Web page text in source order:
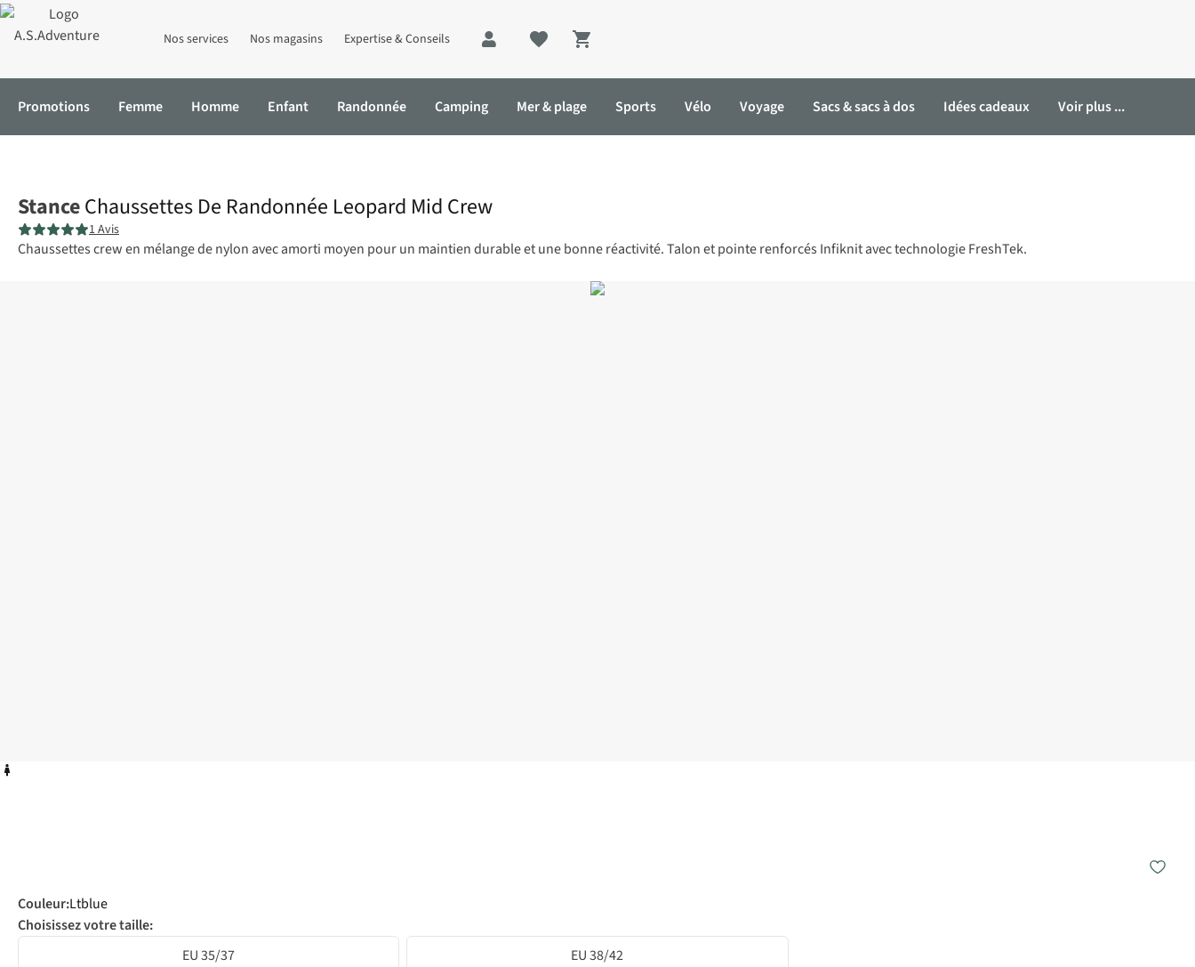
Nos services Nos magasins Expertise & Conseils
Shopping cart
Promotions Femme Homme Enfant Randonnée Camping Mer & plage Sports Vélo Voyage Sacs & sacs à dos Idées cadeaux Voir plus ...
StanceChaussettes De Randonnée Leopard Mid Crew
1 Avis
Chaussettes crew en mélange de nylon avec amorti moyen pour un maintien durable et une bonne réactivité. Talon et pointe renforcés Infiknit avec technologie FreshTek.
Couleur:Ltblue
Choisissez votre taille:
EU 35/37
EU 38/42